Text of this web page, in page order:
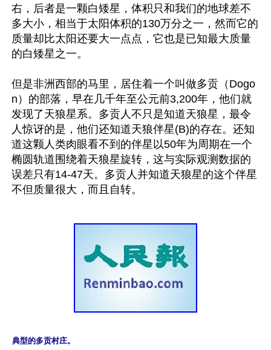
右，后者是一颗白矮星，体积只和我们的地球差不
多大小，相当于太阳体积的130万分之一，然而它的
质量却比太阳还要大一点点，它也是已知最大质量
的白矮星之一。
但是非洲西部的马里，居住着一个叫做多贡（Dogo
n）的部落，早在几千年至公元前3,200年，他们就
发现了天狼星系。多贡人不只是知道天狼星，最令
人惊讶的是，他们还知道天狼伴星(B)的存在。还知
道这颗人类肉眼看不到的伴星以50年为周期在一个
椭圆轨道围绕着天狼星旋转，这与实际观测数据的
误差只有14-47天。多贡人并知道天狼星的这个伴星
典型的多贡村庄。